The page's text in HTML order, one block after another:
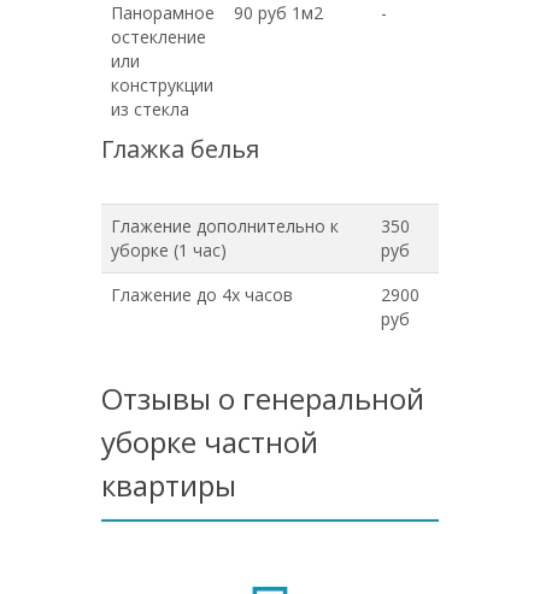
Панорамное
остекление
или
конструкции
из стекла
90 руб 1м2 -
Глажка белья
Глажение дополнительно к
уборке (1 час)
350
руб
Глажение до 4х часов
2900
руб
Отзывы о генеральной
уборке частной
квартиры